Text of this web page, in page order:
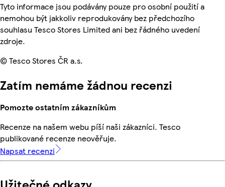
Tyto informace jsou podávány pouze pro osobní použití a
nemohou být jakkoliv reprodukovány bez předchozího
souhlasu Tesco Stores Limited ani bez řádného uvedení
zdroje.
© Tesco Stores ČR a.s.
Zatím nemáme žádnou recenzi
Pomozte ostatním zákazníkům
Recenze na našem webu píší naši zákazníci. Tesco
publikované recenze neověřuje.
Napsat recenzi